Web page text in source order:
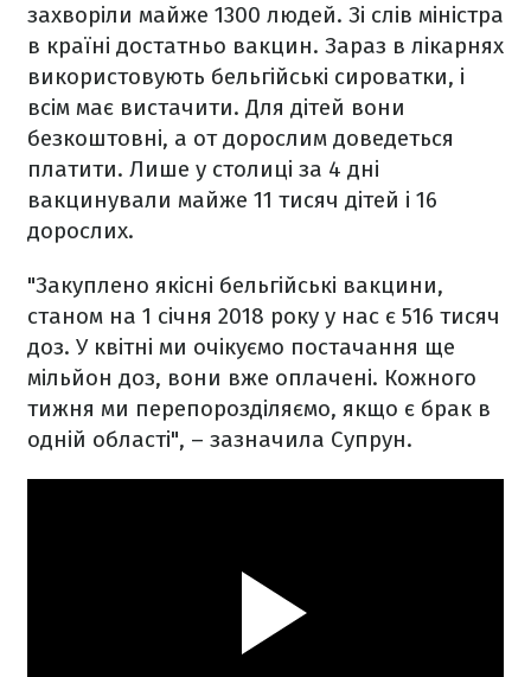
захворіли майже 1300 людей. Зі слів міністра
в країні достатньо вакцин. Зараз в лікарнях
використовують бельгійські сироватки, і
всім має вистачити. Для дітей вони
безкоштовні, а от дорослим доведеться
платити. Лише у столиці за 4 дні
вакцинували майже 11 тисяч дітей і 16
дорослих.
"Закуплено якісні бельгійські вакцини,
станом на 1 січня 2018 року у нас є 516 тисяч
доз. У квітні ми очікуємо постачання ще
мільйон доз, вони вже оплачені. Кожного
тижня ми перепорозділяємо, якщо є брак в
одній області", – зазначила Супрун.